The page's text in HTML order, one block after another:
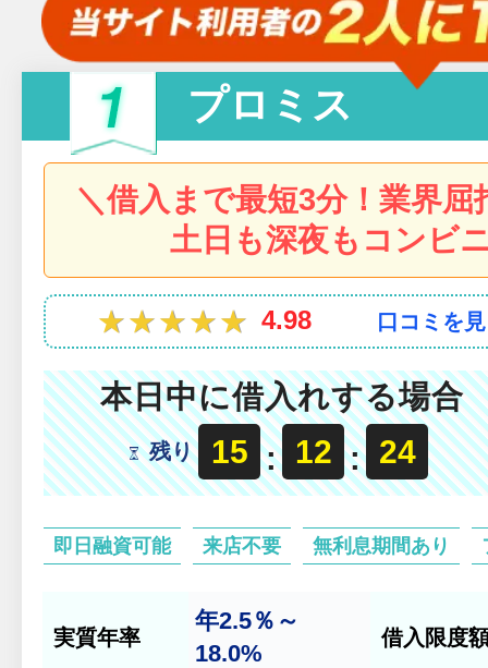
プロミス
＼借入まで最短3分！業界
土日も深夜もコンビ
★★★★★
★★★★★ 4.98 口コミを
本日中に借入れする場合
残り 15 : 12 : 21
即日融資可能 来店不要 無利息期間あり
実質年率
年2.5％～
18.0%
借入限度